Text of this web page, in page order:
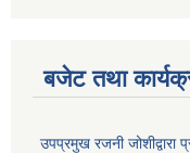
बजेट तथा
उपप्रमुख रजनी